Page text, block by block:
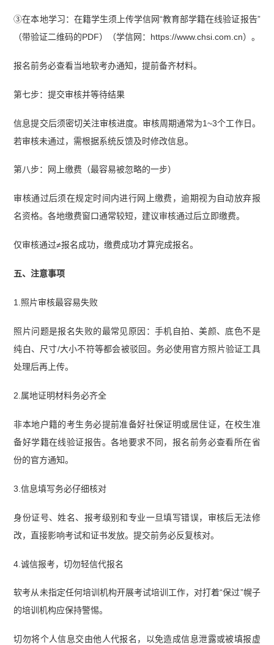
③在本地学习：在籍学生须上传学信网“教育部学籍在线验证报告”
（带验证二维码的PDF）（学信网：https://www.chsi.com.cn）。
报名前务必查看当地软考办通知，提前备齐材料。
第七步：提交审核并等待结果
信息提交后须密切关注审核进度。审核周期通常为1~3个工作日。
若审核未通过，需根据系统反馈及时修改信息。
第八步：网上缴费（最容易被忽略的一步）
审核通过后须在规定时间内进行网上缴费，逾期视为自动放弃报
名资格。各地缴费窗口通常较短，建议审核通过后立即缴费。
仅审核通过≠报名成功，缴费成功才算完成报名。
五、注意事项
1.照片审核最容易失败
照片问题是报名失败的最常见原因：手机自拍、美颜、底色不是
纯白、尺寸/大小不符等都会被驳回。务必使用官方照片验证工具
处理后再上传。
2.属地证明材料务必齐全
非本地户籍的考生务必提前准备好社保证明或居住证，在校生准
备好学籍在线验证报告。各地要求不同，报名前务必查看所在省
份的官方通知。
3.信息填写务必仔细核对
身份证号、姓名、报考级别和专业一旦填写错误，审核后无法修
改，直接影响考试和证书发放。提交前务必反复核对。
4.诚信报考，切勿轻信代报名
软考从未指定任何培训机构开展考试培训工作，对打着“保过”幌子
的培训机构应保持警惕。
切勿将个人信息交由他人代报名，以免造成信息泄露或被填报虚